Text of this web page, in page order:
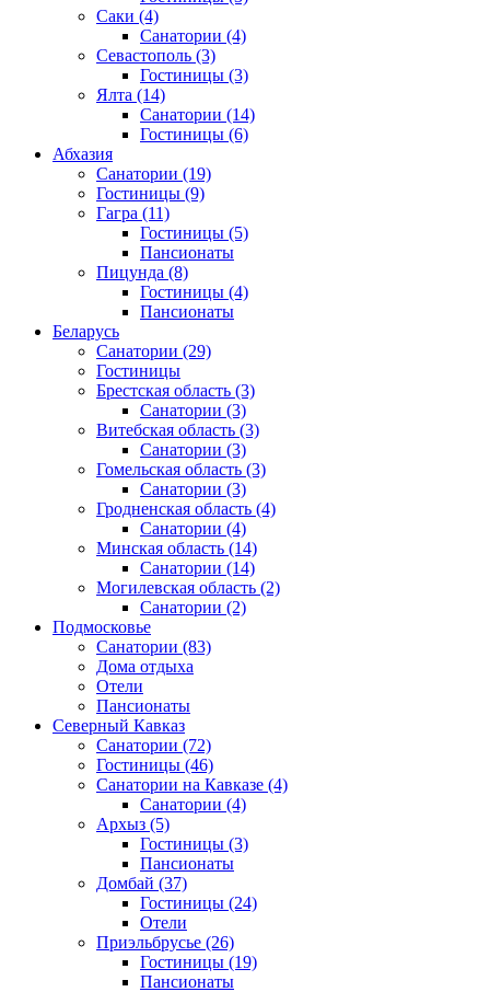
Саки (4)
Санатории (4)
Севастополь (3)
Гостиницы (3)
Ялта (14)
Санатории (14)
Гостиницы (6)
Абхазия
Санатории (19)
Гостиницы (9)
Гагра (11)
Гостиницы (5)
Пансионаты
Пицунда (8)
Гостиницы (4)
Пансионаты
Беларусь
Санатории (29)
Гостиницы
Брестская область (3)
Санатории (3)
Витебская область (3)
Санатории (3)
Гомельская область (3)
Санатории (3)
Гродненская область (4)
Санатории (4)
Минская область (14)
Санатории (14)
Могилевская область (2)
Санатории (2)
Подмосковье
Санатории (83)
Дома отдыха
Отели
Пансионаты
Северный Кавказ
Санатории (72)
Гостиницы (46)
Санатории на Кавказе (4)
Санатории (4)
Архыз (5)
Гостиницы (3)
Пансионаты
Домбай (37)
Гостиницы (24)
Отели
Приэльбрусье (26)
Гостиницы (19)
Пансионаты